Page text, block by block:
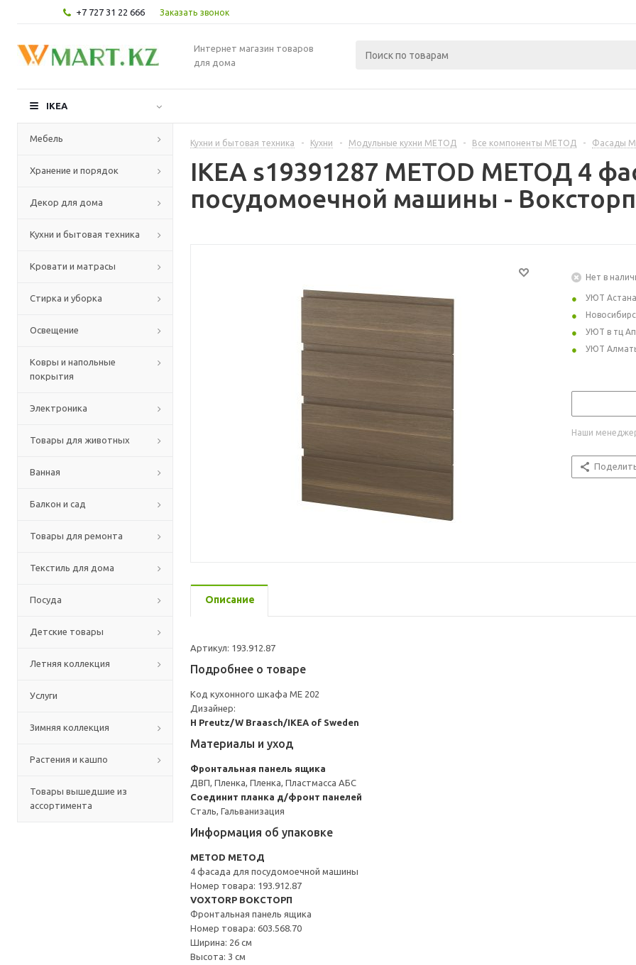
+7 727 31 22 666 Заказать звонок
Интернет магазин товаров
для дома
IKEA
Мебель
Хранение и порядок
Декор для дома
Кухни и бытовая техника
Кровати и матрасы
Стирка и уборка
Освещение
Ковры и напольные
покрытия
Электроника
Товары для животных
Ванная
Балкон и сад
Товары для ремонта
Текстиль для дома
Посуда
Детские товары
Летняя коллекция
Услуги
Зимняя коллекция
Растения и кашпо
Товары вышедшие из
ассортимента
Кухни и бытовая техника - Кухни - Модульные кухни МЕТОД - Все компоненты МЕТОД - Фасады
IKEA s19391287 METOD МЕТОД 4
посудомоечной машины -
Нет в
УЮТ Астана
УЮТ в тц
УЮТ
Наши
Описание
Артикул: 193.912.87
Подробнее о товаре
Код кухонного шкафа ME 202
Дизайнер:
H Preutz/W Braasch/IKEA of Sweden
Материалы и уход
Фронтальная панель ящика
ДВП, Пленка, Пленка, Пластмасса АБС
Соединит планка д/фронт панелей
Сталь, Гальванизация
Информация об упаковке
METOD МЕТОД
4 фасада для посудомоечной машины
Номер товара: 193.912.87
VOXTORP ВОКСТОРП
Фронтальная панель ящика
Номер товара: 603.568.70
Ширина: 26 см
Высота: 3 см